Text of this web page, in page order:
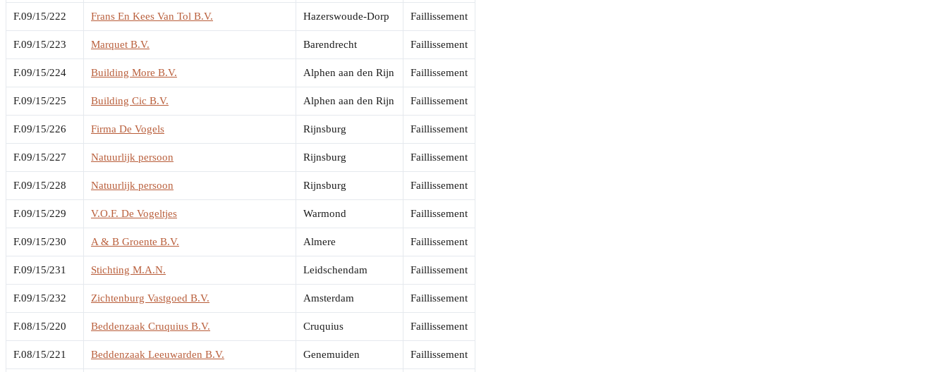
F.09/15/222 Frans En Kees Van Tol B.V. Hazerswoude-Dorp Faillissement
F.09/15/223 Marquet B.V. Barendrecht Faillissement
F.09/15/224 Building More B.V. Alphen aan den Rijn Faillissement
F.09/15/225 Building Cic B.V. Alphen aan den Rijn Faillissement
F.09/15/226 Firma De Vogels Rijnsburg Faillissement
F.09/15/227 Natuurlijk persoon Rijnsburg Faillissement
F.09/15/228 Natuurlijk persoon Rijnsburg Faillissement
F.09/15/229 V.O.F. De Vogeltjes Warmond Faillissement
F.09/15/230 A & B Groente B.V. Almere Faillissement
F.09/15/231 Stichting M.A.N. Leidschendam Faillissement
F.09/15/232 Zichtenburg Vastgoed B.V. Amsterdam Faillissement
F.08/15/220 Beddenzaak Cruquius B.V. Cruquius Faillissement
F.08/15/221 Beddenzaak Leeuwarden B.V. Genemuiden Faillissement